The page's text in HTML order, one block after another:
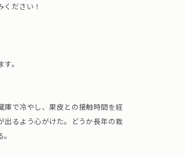
ださい！
。
庫で冷やし、果皮との接触時間を経
出るよう心がけた。どうか長年の栽